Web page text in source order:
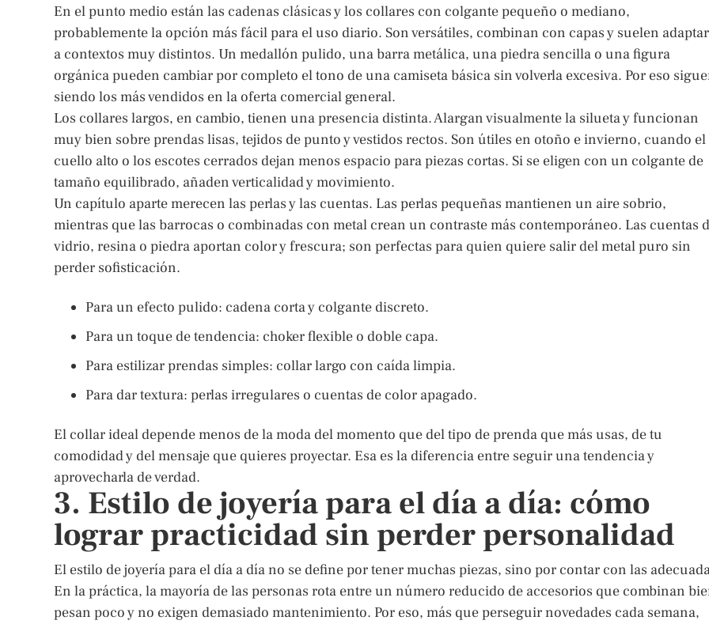
En el punto medio están las cadenas clásicas y los collares con colgante pequeño o mediano,
probablemente la opción más fácil para el uso diario. Son versátiles, combinan con capas y suelen
a contextos muy distintos. Un medallón pulido, una barra metálica, una piedra sencilla o una figura
orgánica pueden cambiar por completo el tono de una camiseta básica sin volverla excesiva. Por eso
siendo los más vendidos en la oferta comercial general.
Los collares largos, en cambio, tienen una presencia distinta. Alargan visualmente la silueta y funcionan
muy bien sobre prendas lisas, tejidos de punto y vestidos rectos. Son útiles en otoño e invierno, cuando el
cuello alto o los escotes cerrados dejan menos espacio para piezas cortas. Si se eligen con un colgante de
tamaño equilibrado, añaden verticalidad y movimiento.
Un capítulo aparte merecen las perlas y las cuentas. Las perlas pequeñas mantienen un aire sobrio,
mientras que las barrocas o combinadas con metal crean un contraste más contemporáneo. Las cuentas
vidrio, resina o piedra aportan color y frescura; son perfectas para quien quiere salir del metal puro sin
perder sofisticación.
Para un efecto pulido: cadena corta y colgante discreto.
Para un toque de tendencia: choker flexible o doble capa.
Para estilizar prendas simples: collar largo con caída limpia.
Para dar textura: perlas irregulares o cuentas de color apagado.
El collar ideal depende menos de la moda del momento que del tipo de prenda que más usas, de tu
comodidad y del mensaje que quieres proyectar. Esa es la diferencia entre seguir una tendencia y
aprovecharla de verdad.
3. Estilo de joyería para el día a día: cómo
lograr practicidad sin perder personalidad
El estilo de joyería para el día a día no se define por tener muchas piezas, sino por contar con las
En la práctica, la mayoría de las personas rota entre un número reducido de accesorios que combinan
pesan poco y no exigen demasiado mantenimiento. Por eso, más que perseguir novedades cada semana,